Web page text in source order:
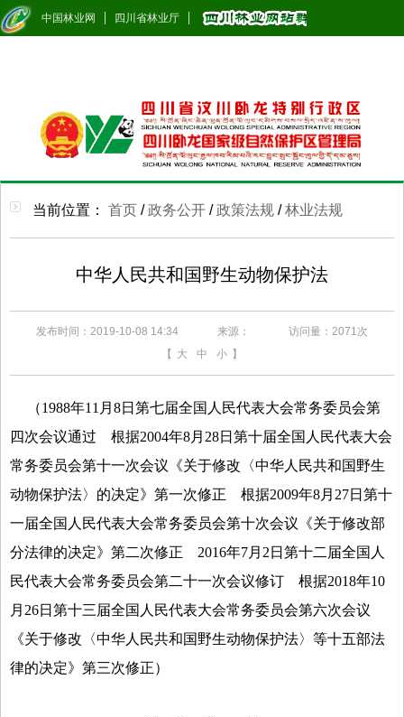
中国林业网 四川省林业厅
当前位置： 首页 /政务公开 /政策法规 /林业法规
中华人民共和国野生动物保护法
发布时间：2019-10-08 14:34 来源： 访问量： 2071次
【 大 中 小 】
（1988年11 月 8日第七届全国人民代表大会常务委员会第
四次会议通过 根据2004年8月 28日第十届全国人民代表大会
常务委员会第十一次会议《关于修改〈中华人民共和国野生
动物保护法〉的决定》第一次修正 根据2009年8月 27日第十
一届全国人民代表大会常务委员会第十次会议《关于修改部
分法律的决定》第二次修正 2016年7月 2 日第十二届全国人
民代表大会常务委员会第二十一次会议修订 根据2018年10
月 26日第十三届全国人民代表大会常务委员会第六次会议
《关于修改〈中华人民共和国野生动物保护法〉等十五部法
律的决定》第三次修正）